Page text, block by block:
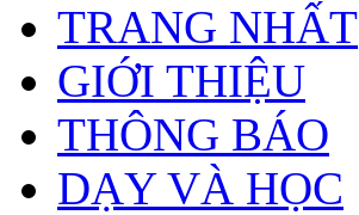
TRANG NHẤT
GIỚI THIỆU
THÔNG BÁO
DẠY VÀ HỌC